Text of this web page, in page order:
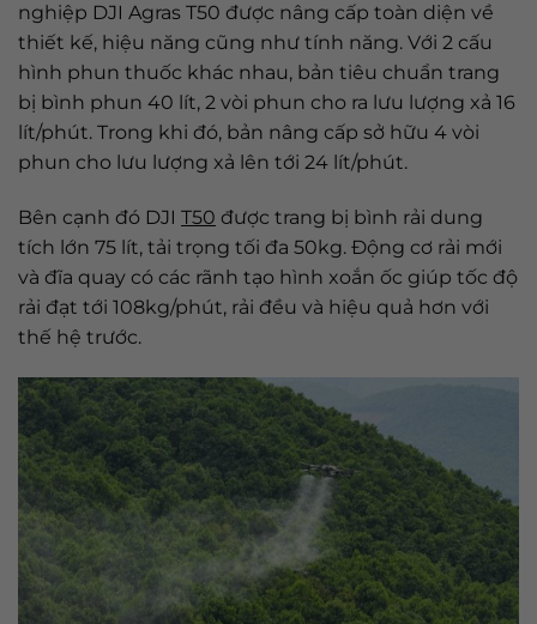
nghiệp DJI Agras T50 được nâng cấp toàn diện về
thiết kế, hiệu năng cũng như tính năng. Với 2 cấu
hình phun thuốc khác nhau, bản tiêu chuẩn trang
bị bình phun 40 lít, 2 vòi phun cho ra lưu lượng xả 16
lít/phút. Trong khi đó, bản nâng cấp sở hữu 4 vòi
phun cho lưu lượng xả lên tới 24 lít/phút.
Bên cạnh đó DJI T50 được trang bị bình rải dung
tích lớn 75 lít, tải trọng tối đa 50kg. Động cơ rải mới
và đĩa quay có các rãnh tạo hình xoắn ốc giúp tốc độ
rải đạt tới 108kg/phút, rải đều và hiệu quả hơn với
thế hệ trước.